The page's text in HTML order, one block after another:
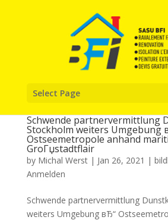
Select Page
Schwende partnervermittlung
Stockholm weiters Umgebung
Ostseemetropole anhand
GroГџstadtflair
by Michal Werst| Jan 26, 2021 |
Anmelden
Schwende partnervermittlung
weiters Umgebung вЂ“